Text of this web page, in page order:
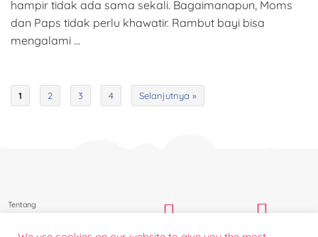
hampir tidak ada sama sekali. Bagaimanapun, Moms
dan Paps tidak perlu khawatir. Rambut bayi bisa
mengalami …
1 2 3 4 Selanjutnya »
Tentang